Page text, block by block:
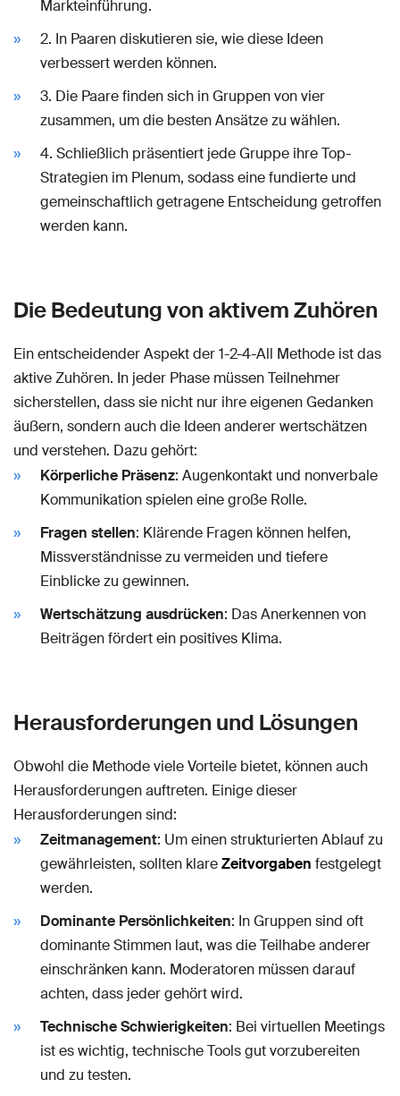
Markteinführung.
2. In Paaren diskutieren sie, wie diese Ideen
verbessert werden können.
3. Die Paare finden sich in Gruppen von vier
zusammen, um die besten Ansätze zu wählen.
4. Schließlich präsentiert jede Gruppe ihre Top-
Strategien im Plenum, sodass eine fundierte und
gemeinschaftlich getragene Entscheidung getroffen
werden kann.
Die Bedeutung von aktivem Zuhören
Ein entscheidender Aspekt der 1-2-4-All Methode ist das
aktive Zuhören. In jeder Phase müssen Teilnehmer
sicherstellen, dass sie nicht nur ihre eigenen Gedanken
äußern, sondern auch die Ideen anderer wertschätzen
und verstehen. Dazu gehört:
Körperliche Präsenz: Augenkontakt und nonverbale
Kommunikation spielen eine große Rolle.
Fragen stellen: Klärende Fragen können helfen,
Missverständnisse zu vermeiden und tiefere
Einblicke zu gewinnen.
Wertschätzung ausdrücken: Das Anerkennen von
Beiträgen fördert ein positives Klima.
Herausforderungen und Lösungen
Obwohl die Methode viele Vorteile bietet, können auch
Herausforderungen auftreten. Einige dieser
Herausforderungen sind:
Zeitmanagement: Um einen strukturierten Ablauf zu
gewährleisten, sollten klareZeitvorgaben festgelegt
werden.
Dominante Persönlichkeiten: In Gruppen sind oft
dominante Stimmen laut, was die Teilhabe anderer
einschränken kann. Moderatoren müssen darauf
achten, dass jeder gehört wird.
Technische Schwierigkeiten: Bei virtuellen Meetings
ist es wichtig, technische Tools gut vorzubereiten
und zu testen.